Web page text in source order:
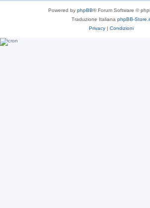
Powered by phpBB® Forum Software ©
Traduzione Italiana phpBB-
Privacy | Condizioni